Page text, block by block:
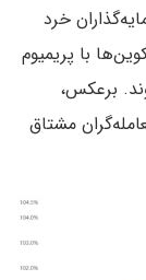
خرد
با پریمیوم
برعکس،
مشتاق